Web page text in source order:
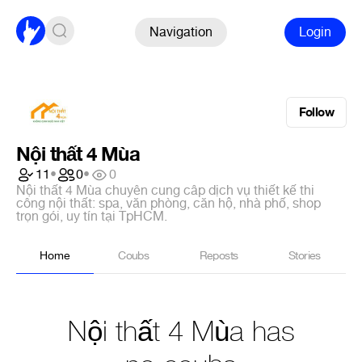
Navigation Login
Follow
Nội thất 4 Mùa
11• 0•
0
Nội thất 4 Mùa chuyên cung câp dịch vụ thiết kế thi
công nội thất: spa, văn phòng, căn hộ, nhà phố, shop
trọn gói, uy tín tại TpHCM.
Home Coubs Reposts Stories
Nội thất 4 Mùa has